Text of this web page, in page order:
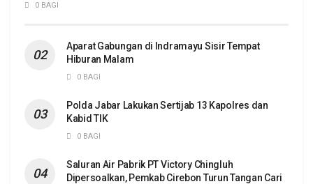
0 BAGI
Aparat Gabungan di Indramayu Sisir Tempat
Hiburan Malam
0 BAGI
Polda Jabar Lakukan Sertijab 13 Kapolres dan
Kabid TIK
0 BAGI
Saluran Air Pabrik PT Victory Chingluh
Dipersoalkan, Pemkab Cirebon Turun Tangan Cari